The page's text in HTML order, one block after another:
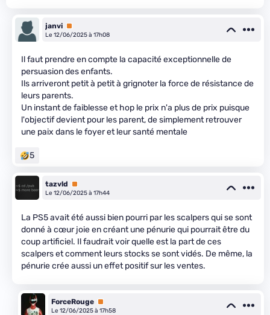
janvi Premium
Le 12/06/2025 à 17h08
Il faut prendre en compte la capacité exceptionnelle de
persuasion des enfants.
Ils arriveront petit à petit à grignoter la force de résistance de
leurs parents.
Un instant de faiblesse et hop le prix n'a plus de prix puisque
l'objectif devient pour les parent, de simplement retrouver
une paix dans le foyer et leur santé mentale
5
tazvld
Premium
Le 12/06/2025 à 17h44
La PS5 avait été aussi bien pourri par les scalpers qui se sont
donné à cœur joie en créant une pénurie qui pourrait être du
coup artificiel. Il faudrait voir quelle est la part de ces
scalpers et comment leurs stocks se sont vidés. De même, la
pénurie crée aussi un effet positif sur les ventes.
ForceRouge Premium
Le 12/06/2025 à 17h58